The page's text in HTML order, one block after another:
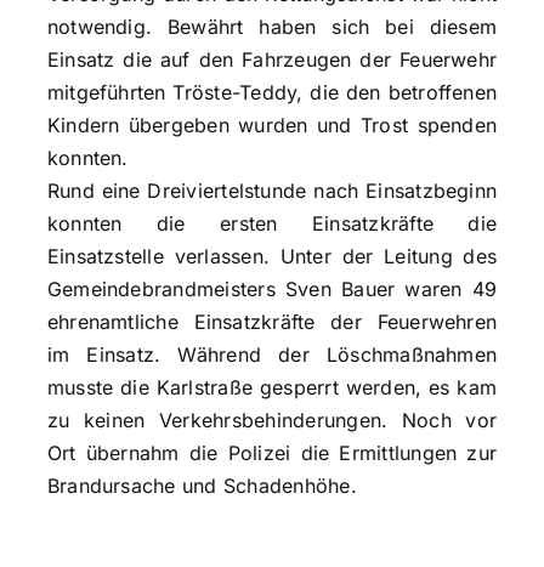
notwendig. Bewährt haben sich bei diesem
Einsatz die auf den Fahrzeugen der Feuerwehr
mitgeführten Tröste-Teddy, die den betroffenen
Kindern übergeben wurden und Trost spenden
konnten.
Rund eine Dreiviertelstunde nach Einsatzbeginn
konnten die ersten Einsatzkräfte die
Einsatzstelle verlassen. Unter der Leitung des
Gemeindebrandmeisters Sven Bauer waren 49
ehrenamtliche Einsatzkräfte der Feuerwehren
im Einsatz. Während der Löschmaßnahmen
musste die Karlstraße gesperrt werden, es kam
zu keinen Verkehrsbehinderungen. Noch vor
Ort übernahm die Polizei die Ermittlungen zur
Brandursache und Schadenhöhe.